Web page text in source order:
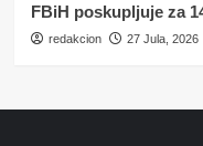
FBiH poskupljuje za
redakcion 27 Jula, 2026